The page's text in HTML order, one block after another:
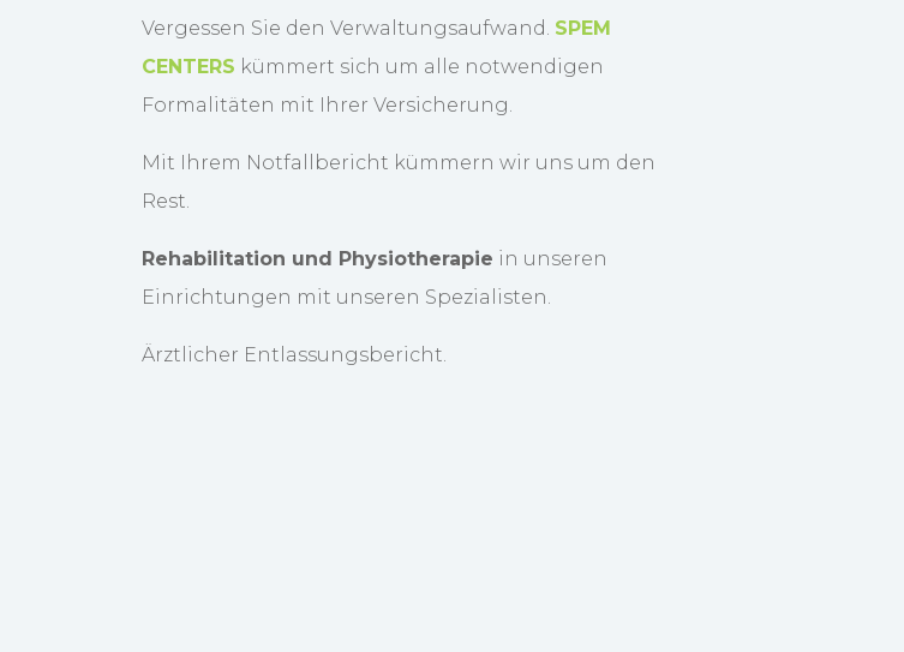
Vergessen Sie den Verwaltungsaufwand. SPEM
CENTERS kümmert sich um alle notwendigen
Formalitäten mit Ihrer Versicherung.
Mit Ihrem Notfallbericht kümmern wir uns um den
Rest.
Rehabilitation und Physiotherapie in unseren
Einrichtungen mit unseren Spezialisten.
Ärztlicher Entlassungsbericht.